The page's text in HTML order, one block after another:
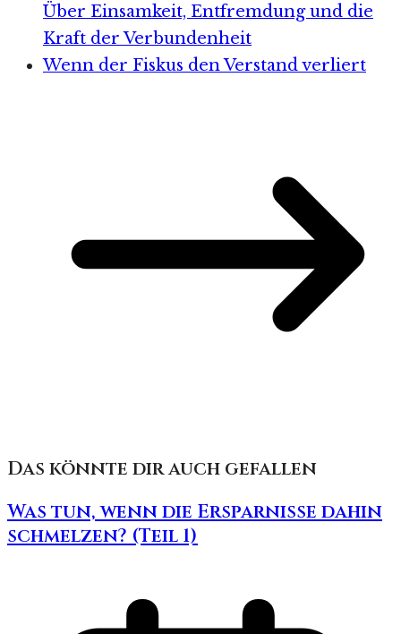
Über Einsamkeit, Entfremdung und die
Kraft der Verbundenheit
Wenn der Fiskus den Verstand verliert
Das könnte dir auch gefallen
Was tun, wenn die Ersparnisse dahin
schmelzen? (Teil 1)